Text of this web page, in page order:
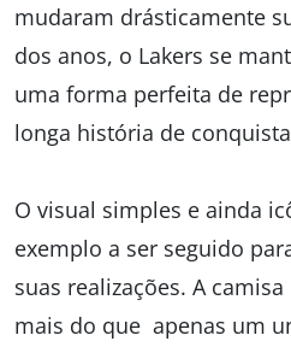
mudaram drásticamente
dos anos, o Lakers se
uma forma perfeita de
longa história de
O visual simples e ainda
exemplo a ser seguido
suas realizações. A
mais do que apenas um